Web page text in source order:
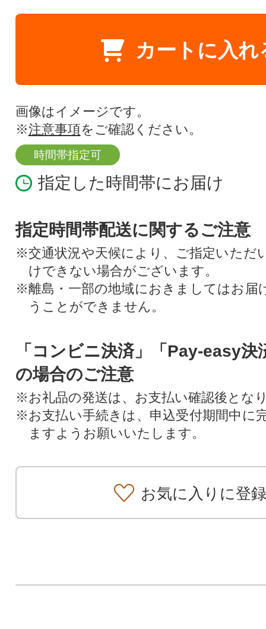
カートに入れ
画像はイメージです。
※注意事項をご確認ください。
時間帯指定可
指定した時間帯にお届け
指定時間帯配送に関するご注意
※交通状況や天候により、ご指定いただ
けできない場合がございます。
※離島・一部の地域におきましてはお届
うことができません。
「コンビニ決済」「Pay-easy決
の場合のご注意
※お礼品の発送は、お支払い確認後とな
※お支払い手続きは、申込受付期間中に
ますようお願いいたします。
お気に入りに登録